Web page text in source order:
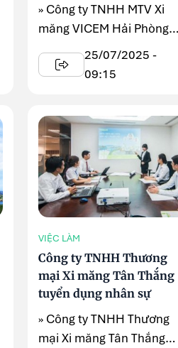
» Công ty TNHH MTV Xi
măng VICEM Hải Phòng
đang có nhu cầu tuyển
dụng lao động kỹ thuật ...
25/07/2025 -
09:15
VIỆC LÀM
Công ty TNHH Thương
mại Xi măng Tân Thắng
tuyển dụng nhân sự
» Công ty TNHH Thương
mại Xi măng Tân Thắng